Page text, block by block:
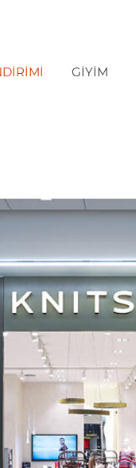
GİYİM